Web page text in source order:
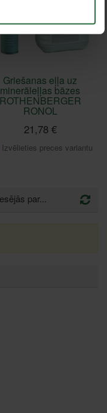
Griešanas eļļa uz
minerāleļļas bāzes
ROTHENBERGER
RONOL
21,78 €
Izvēlieties preces variantu
par...